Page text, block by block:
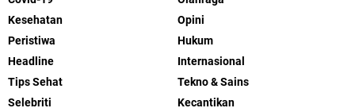
Kesehatan
Opini
Peristiwa
Hukum
Headline
Internasional
Tips Sehat
Tekno & Sains
Selebriti
Kecantikan